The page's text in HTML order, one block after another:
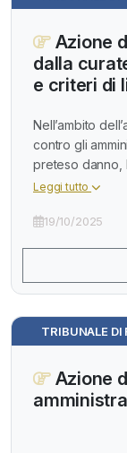
Azione
dalla
e criteri di
Nell’ambito
contro gli
preteso danno,
Leggi tutto
19/10/2025
TRIBUNALE
Azione